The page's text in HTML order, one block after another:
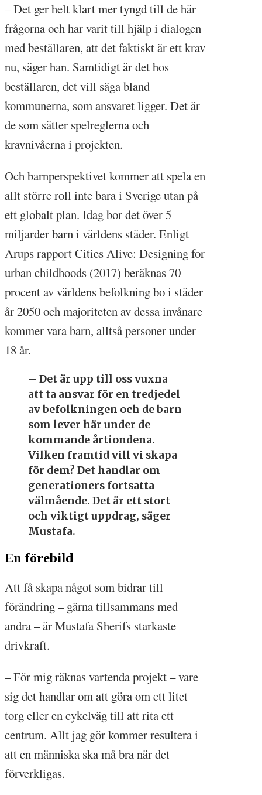
– Det ger helt klart mer tyngd till de här
frågorna och har varit till hjälp i dialogen
med beställaren, att det faktiskt är ett krav
nu, säger han. Samtidigt är det hos
beställaren, det vill säga bland
kommunerna, som ansvaret ligger. Det är
de som sätter spelreglerna och
kravnivåerna i projekten.
Och barnperspektivet kommer att spela en
allt större roll inte bara i Sverige utan på
ett globalt plan. Idag bor det över 5
miljarder barn i världens städer. Enligt
Arups rapport Cities Alive: Designing for
urban childhoods (2017) beräknas 70
procent av världens befolkning bo i städer
år 2050 och majoriteten av dessa invånare
kommer vara barn, alltså personer under
18 år.
– Det är upp till oss vuxna
att ta ansvar för en tredjedel
av befolkningen och de barn
som lever här under de
kommande årtiondena.
Vilken framtid vill vi skapa
för dem? Det handlar om
generationers fortsatta
välmående. Det är ett stort
och viktigt uppdrag, säger
Mustafa.
En förebild
Att få skapa något som bidrar till
förändring – gärna tillsammans med
andra – är Mustafa Sherifs starkaste
drivkraft.
– För mig räknas vartenda projekt – vare
sig det handlar om att göra om ett litet
torg eller en cykelväg till att rita ett
centrum. Allt jag gör kommer resultera i
att en människa ska må bra när det
förverkligas.